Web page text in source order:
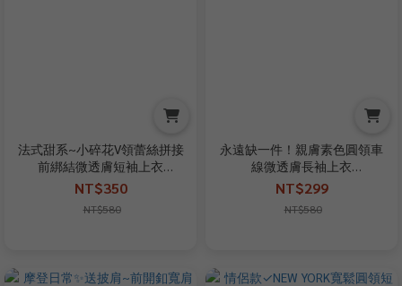
法式甜系~小碎花V領蕾絲拼接
前綁結微透膚短袖上衣
SY311251
NT$350
NT$580
永遠缺一件！親膚素色圓領車
線微透膚長袖上衣
JO8992351【現貨】
NT$299
NT$580